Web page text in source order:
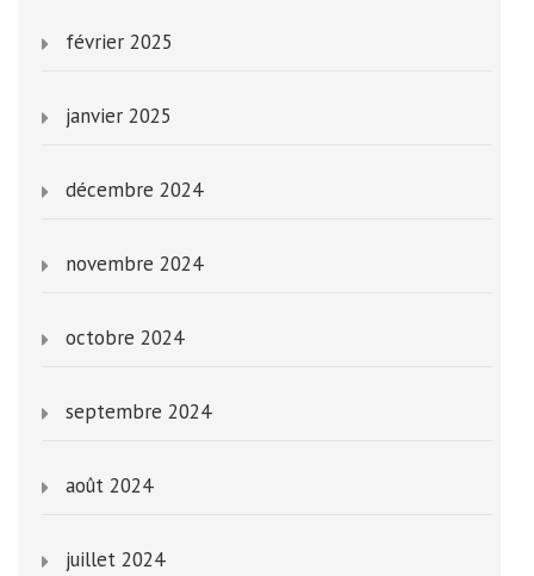
février 2025
janvier 2025
décembre 2024
novembre 2024
octobre 2024
septembre 2024
août 2024
juillet 2024